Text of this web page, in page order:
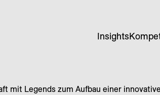
Insights
mit Legends zum Aufbau einer